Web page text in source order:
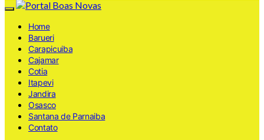
Home
Barueri
Carapicuiba
Cajamar
Cotia
Itapevi
Jandira
Osasco
Santana de Parnaiba
Contato